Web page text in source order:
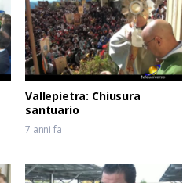
Vallepietra: Chiusura
santuario
7 anni fa